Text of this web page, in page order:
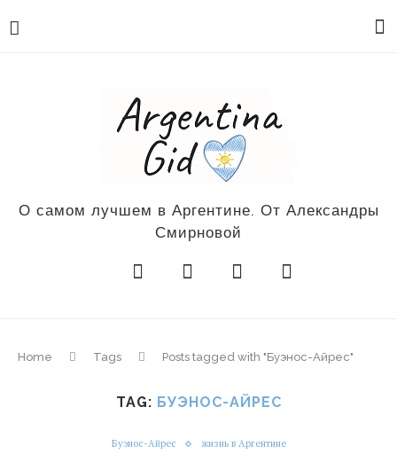
О самом лучшем в Аргентине. От Александры
Смирновой
Home Tags Posts tagged with "Буэнос-Айрес"
TAG: БУЭНОС-АЙРЕС
Буэнос-Айрес жизнь в Аргентине